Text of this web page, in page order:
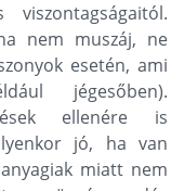
nem muszáj, ne
esetén, ami
jégesőben).
ellenére is
jó, ha van
miatt nem